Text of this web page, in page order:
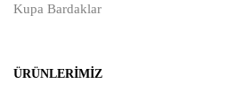
Kupa Bardaklar
ÜRÜNLERIMIZ